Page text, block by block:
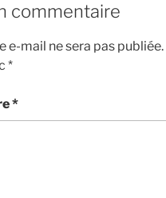
commentaire
e-mail ne sera pas publiée.
*
*